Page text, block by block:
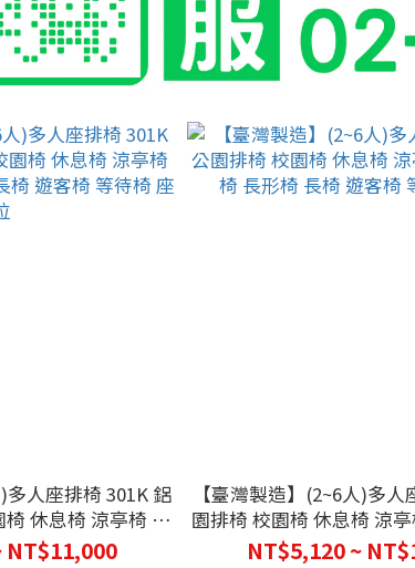
多人座排椅 301K 鋁
休息椅 涼亭椅 椅
遊客椅 等待椅 座位
NT$11,000
【臺灣製造】(2~6人)多人
園排椅 校園椅 休息椅 涼
長形椅 長椅 遊客椅 等
NT$5,120 ~